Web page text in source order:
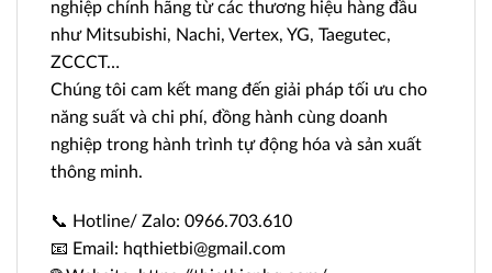
nghiệp chính hãng từ các thương hiệu hàng đầu
như Mitsubishi, Nachi, Vertex, YG, Taegutec,
ZCCCT…
Chúng tôi cam kết mang đến giải pháp tối ưu cho
năng suất và chi phí, đồng hành cùng doanh
nghiệp trong hành trình tự động hóa và sản xuất
thông minh.
📞 Hotline/ Zalo: 0966.703.610
📧 Email: hqthietbi@gmail.com